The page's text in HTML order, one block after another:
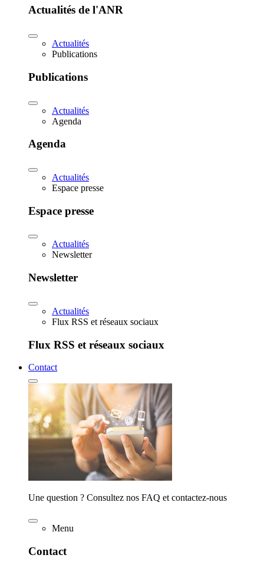
Actualités de l'ANR
Actualités
Publications
Publications
Actualités
Agenda
Agenda
Actualités
Espace presse
Espace presse
Actualités
Newsletter
Newsletter
Actualités
Flux RSS et réseaux sociaux
Flux RSS et réseaux sociaux
Contact
Une question ? Consultez nos FAQ et contactez-nous
Menu
Contact